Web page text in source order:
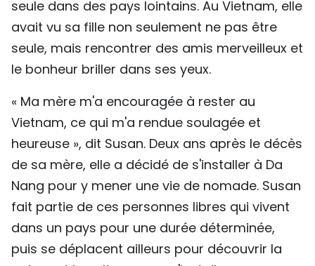
seule dans des pays lointains. Au Vietnam, elle
avait vu sa fille non seulement ne pas être
seule, mais rencontrer des amis merveilleux et
le bonheur briller dans ses yeux.
« Ma mère m'a encouragée à rester au
Vietnam, ce qui m'a rendue soulagée et
heureuse », dit Susan. Deux ans après le décès
de sa mère, elle a décidé de s'installer à Da
Nang pour y mener une vie de nomade. Susan
fait partie de ces personnes libres qui vivent
dans un pays pour une durée déterminée,
puis se déplacent ailleurs pour découvrir la